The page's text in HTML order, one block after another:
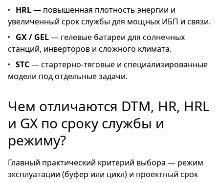
HRL— повышенная плотность энергии и
увеличенный срок службы для мощных ИБП и связи.
GX / GEL— гелевые батареи для солнечных
станций, инверторов и сложного климата.
STC— стартерно-тяговые и специализированные
модели под отдельные задачи.
Чем отличаются DTM, HR, HRL
и GX по сроку службы и
режиму?
Главный практический критерий выбора — режим
эксплуатации (буфер или цикл) и проектный срок